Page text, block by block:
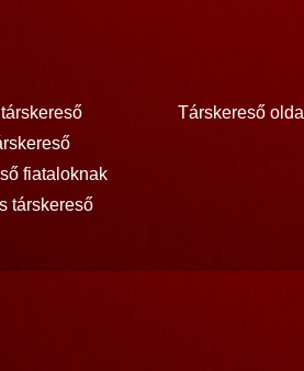
fiataloknak
társkereső
Társkereső oldal